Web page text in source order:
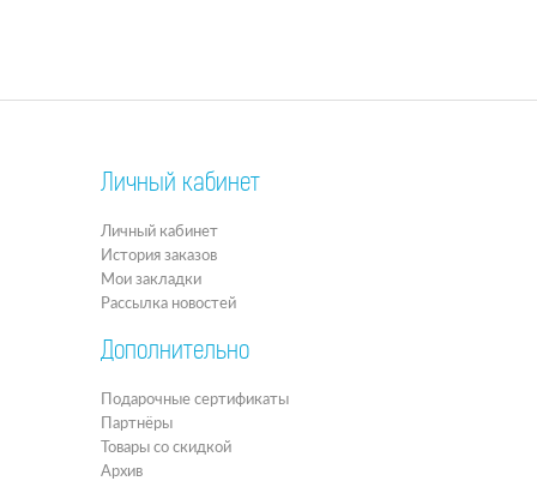
Личный кабинет
Личный кабинет
История заказов
Мои закладки
Рассылка новостей
Дополнительно
Подарочные сертификаты
Партнёры
Товары со скидкой
Архив